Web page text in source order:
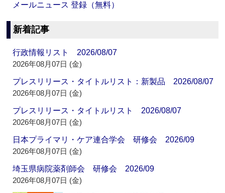
メールニュース 登録（無料）
新着記事
行政情報リスト 2026/08/07
2026年08月07日 (金)
プレスリリース・タイトルリスト：新製品 2026/08/07
2026年08月07日 (金)
プレスリリース・タイトルリスト 2026/08/07
2026年08月07日 (金)
日本プライマリ・ケア連合学会 研修会 2026/09
2026年08月07日 (金)
埼玉県病院薬剤師会 研修会 2026/09
2026年08月07日 (金)